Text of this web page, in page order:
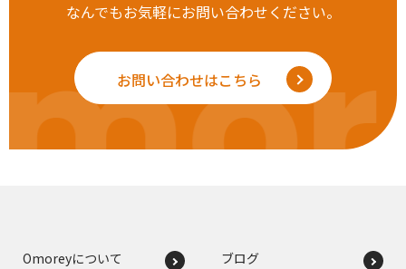
なんでもお気軽にお問い合わせください。
お問い合わせはこちら
Omoreyについて ブログ